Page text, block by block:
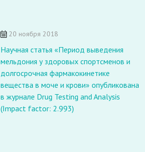
20 ноября 2018
Научная статья «Период выведения
мельдония у здоровых спортсменов и
долгосрочная фармакокинетике
вещества в моче и крови» опубликована
в журнале Drug Testing and Analysis
(Impact factor: 2.993)